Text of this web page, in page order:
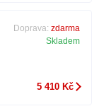
Doprava: zdarma
Skladem
5 410 Kč